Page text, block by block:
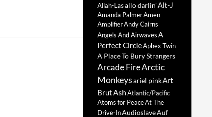
Allah-Lasallo darlin'Alt-J
Amanda PalmerAmen
AmplifierAndy Cairns
Angels And AirwavesA
Perfect CircleAphex Twin
A Place To Bury Strangers
Arcade FireArctic
Monkeysariel pinkArt
BrutAshAtlantic/Pacific
Atoms for PeaceAt The
Drive-InAudioslaveAuf